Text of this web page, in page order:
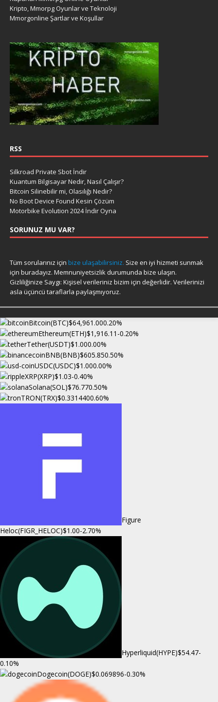
Kripto, Mmorpg Oyunlar ve Teknoloji
Mmorgonline Şartlar ve Koşullar
RSS
Silkroad Private Sbot İndir
Kuantum Bilgisayar Nedir, Nasıl Çalışır?
Bitcoin Silinebilir mi, Olasılığı Nedir?
No Boot Device Found Kesin Çözüm
Motorbike Evolution 2024 İndir Oyna
SORUNUZ MU VAR?
Tüm sorularınız için bize ulaşabilirsiniz. Size en iyi hizmeti sunmak
için buradayız. Memnuniyetsizlik durumunda bize ulaşın.
Gizliliğinize Saygı: Kişisel verileriniz bizim için değerlidir. Verilerinizi
asla üçüncü taraflarla paylaşmıyoruz.
Bitcoin(BTC)$64,961.000.20%
Ethereum(ETH)$1,916.11 -0.20%
Tether(USDT)$1.000.00%
BNB(BNB)$605.850.50%
USDC(USDC)$1.000.00%
XRP(XRP)$1.03-0.40%
Solana(SOL)$76.770.50%
TRON(TRX)$0.3314400.60%
Figure
Heloc(FIGR_HELOC)$1.00-2.70%
Hyperliquid(HYPE)$54.47-
0.10%
Dogecoin(DOGE)$0.069896-0.30%